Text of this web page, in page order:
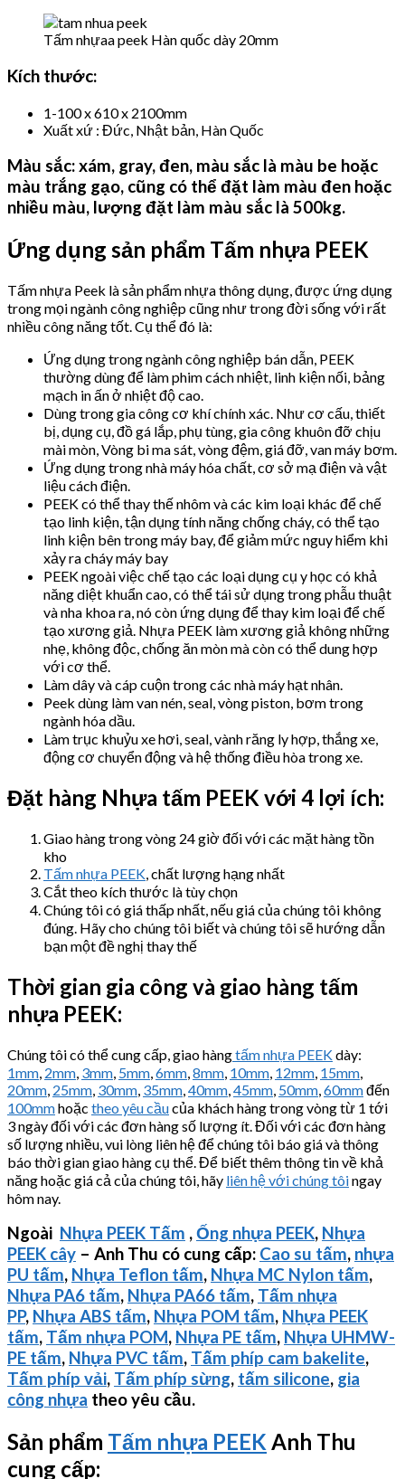
Tấm nhựaa peek Hàn quốc dày 20mm
Kích thước:
1-100 x 610 x 2100mm
Xuất xứ : Đức, Nhật bản, Hàn Quốc
Màu sắc:xám, gray, đen, màu sắc là màu be hoặc
màu trắng gạo, cũng có thể đặt làm màu đen hoặc
nhiều màu, lượng đặt làm màu sắc là 500kg.
Ứng dụng sản phẩm Tấm nhựa PEEK
Tấm nhựa Peek là sản phẩm nhựa thông dụng, được ứng dụng
trong mọi ngành công nghiệp cũng như trong đời sống với rất
nhiều công năng tốt. Cụ thể đó là:
Ứng dụng trong ngành công nghiệp bán dẫn, PEEK
thường dùng để làm phim cách nhiệt, linh kiện nối, bảng
mạch in ấn ở nhiệt độ cao.
Dùng trong gia công cơ khí chính xác. Như cơ cấu, thiết
bị, dụng cụ, đồ gá lắp, phụ tùng, gia công khuôn đỡ chịu
mài mòn, Vòng bi ma sát, vòng đệm, giá đỡ, van máy bơm.
Ứng dụng trong nhà máy hóa chất, cơ sở mạ điện và vật
liệu cách điện.
PEEK có thể thay thế nhôm và các kim loại khác để chế
tạo linh kiện, tận dụng tính năng chống cháy, có thể tạo
linh kiện bên trong máy bay, để giảm mức nguy hiểm khi
xảy ra cháy máy bay
PEEK ngoài việc chế tạo các loại dụng cụ y học có khả
năng diệt khuẩn cao, có thể tái sử dụng trong phẫu thuật
và nha khoa ra, nó còn ứng dụng để thay kim loại để chế
tạo xương giả. Nhựa PEEK làm xương giả không những
nhẹ, không độc, chống ăn mòn mà còn có thể dung hợp
với cơ thể.
Làm dây và cáp cuộn trong các nhà máy hạt nhân.
Peek dùng làm van nén, seal, vòng piston, bơm trong
ngành hóa dầu.
Làm trục khuỷu xe hơi, seal, vành răng ly hợp, thắng xe,
động cơ chuyển động và hệ thống điều hòa trong xe.
Đặt hàng Nhựa tấm PEEK với 4 lợi ích:
Giao hàng trong vòng 24 giờ đối với các mặt hàng tồn
kho
Tấm nhựa PEEK, chất lượng hạng nhất
Cắt theo kích thước là tùy chọn
Chúng tôi có giá thấp nhất, nếu giá của chúng tôi không
đúng. Hãy cho chúng tôi biết và chúng tôi sẽ hướng dẫn
bạn một đề nghị thay thế
Thời gian gia công và giao hàng tấm
nhựa PEEK:
Chúng tôi có thể cung cấp, giao hàngtấm nhựa PEEKdày:
1mm 2mm 3mm 5mm 6mm 8mm 10mm 12mm 15mm
20mm 25mm 30mm 35mm 40mm 45mm 50mm 60mmđến
100mmhoặc theo yêu cầucủa khách hàng trong vòng từ 1 tới
3 ngày đối với các đơn hàng số lượng ít. Đối với các đơn hàng
số lượng nhiều, vui lòng liên hệ để chúng tôi báo giá và thông
báo thời gian giao hàng cụ thể. Để biết thêm thông tin về khả
năng hoặc giá cả của chúng tôi, hãy liên hệ với chúng tôingay
hôm nay.
Ngoài Nhựa PEEK Tấm ,Ống nhựa PEEK, Nhựa
PEEK cây – Anh Thu có cung cấp: Cao su tấm, nhựa
PU tấm, Nhựa Teflon tấm, Nhựa MC Nylon tấm,
Nhựa PA6 tấm, Nhựa PA66 tấm, Tấm nhựa
PP, Nhựa ABS tấm, Nhựa POM tấm, Nhựa PEEK
tấm, Tấm nhựa POM, Nhựa PE tấm, Nhựa UHMW-
PE tấm, Nhựa PVC tấm, Tấm phíp cam bakelite,
Tấm phíp vải, Tấm phíp sừng, tấm silicone, gia
công nhựa theo yêu cầu.
Sản phẩm Tấm nhựa PEEK Anh Thu
cung cấp: